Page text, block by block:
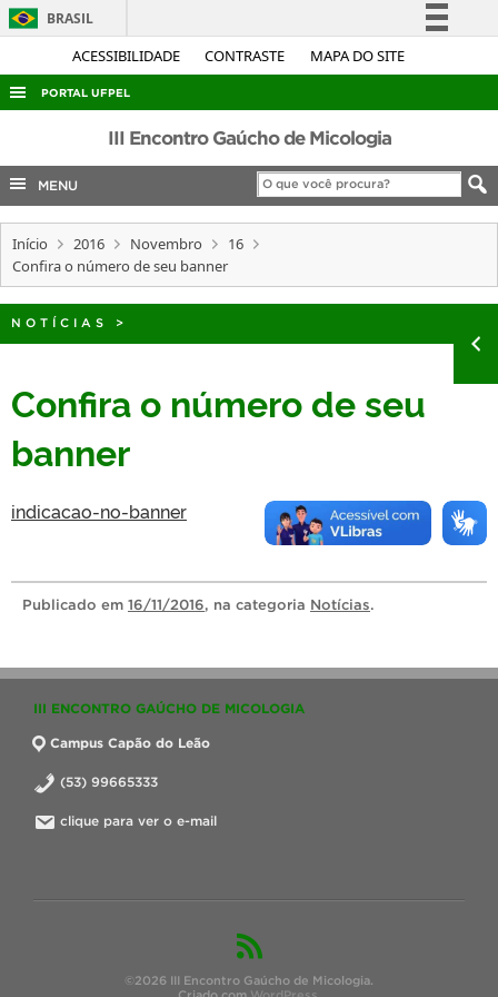
ACESSIBILIDADE CONTRASTE MAPA DO SITE
BRASIL
Simplifique!
Acesso à informação
Legislação
Canais
PORTAL UFPEL
ACESSO À INFORMAÇÃO
AUDITORIA
COBALTO
CONCURSOS
INTERNACIONAL
PORTARIAS
III Encontro Gaúcho de Micologia
MENU
Início 2016 Novembro
16
Confira o número de seu banner
NOTÍCIAS >
Confira o número de seu
banner
indicacao-no-banner
Publicado em 16/11/2016, na categoria Notícias.
III ENCONTRO GAÚCHO DE MICOLOGIA
Campus Capão do Leão
(53) 99665333
clique para ver o e-mail
©2026 III Encontro Gaúcho de Micologia.